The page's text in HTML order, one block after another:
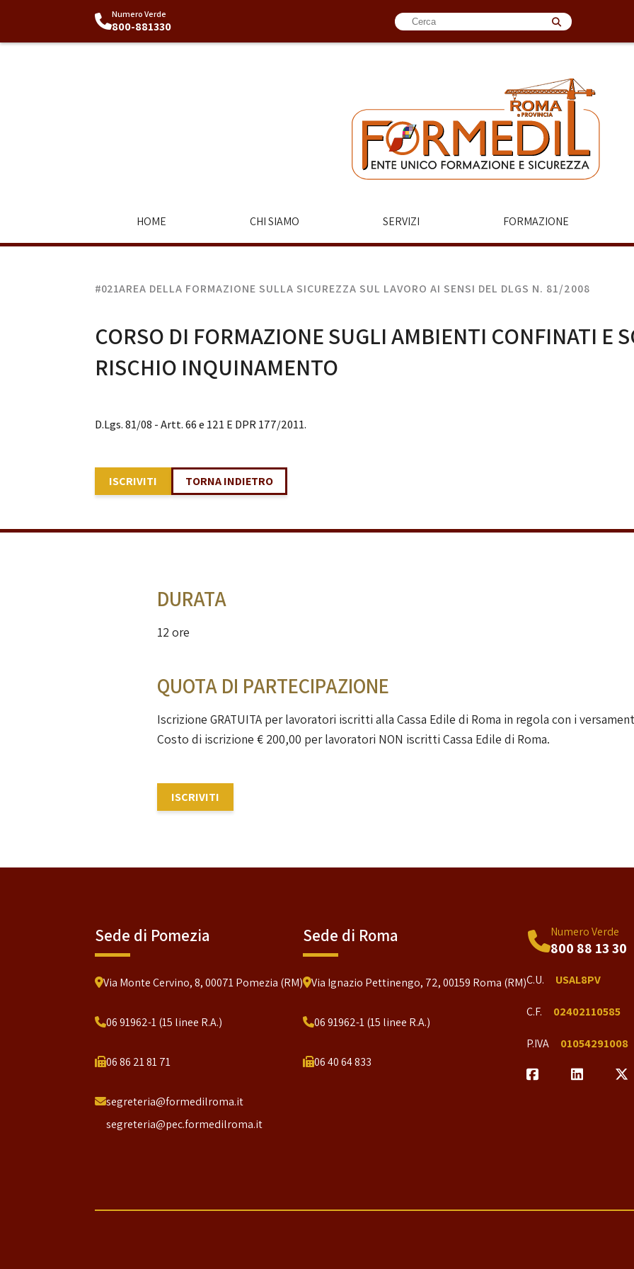
Numero Verde
800-881330
HOME CHI SIAMO SERVIZI FORMAZIONE
#021AREA DELLA FORMAZIONE SULLA SICUREZZA SUL LAVORO AI SENSI DEL DLGS N. 81/2008
CORSO DI FORMAZIONE SUGLI AMBIENTI CONFINATI E
RISCHIO INQUINAMENTO
D.Lgs. 81/08 - Artt. 66 e 121 E DPR 177/2011.
ISCRIVITI TORNA INDIETRO
DURATA
12 ore
QUOTA DI PARTECIPAZIONE
Iscrizione GRATUITA per lavoratori iscritti alla Cassa Edile di Roma in regola con i
Costo di iscrizione € 200,00 per lavoratori NON iscritti Cassa Edile di Roma.
ISCRIVITI
Sede di Pomezia
Via Monte Cervino, 8, 00071 Pomezia (RM)
06 91962-1 (15 linee R.A.)
06 86 21 81 71
segreteria@formedilroma.it
segreteria@pec.formedilroma.it
Sede di Roma
Via Ignazio Pettinengo, 72, 00159 Roma (RM)
06 91962-1 (15 linee R.A.)
06 40 64 833
Numero Verde
800 88 13 30
C.U. USAL8PV
C.F. 02402110585
P.IVA 01054291008